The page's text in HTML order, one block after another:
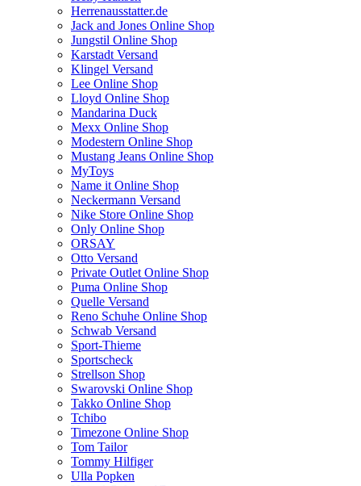
Herrenausstatter.de
Jack and Jones Online Shop
Jungstil Online Shop
Karstadt Versand
Klingel Versand
Lee Online Shop
Lloyd Online Shop
Mandarina Duck
Mexx Online Shop
Modestern Online Shop
Mustang Jeans Online Shop
MyToys
Name it Online Shop
Neckermann Versand
Nike Store Online Shop
Only Online Shop
ORSAY
Otto Versand
Private Outlet Online Shop
Puma Online Shop
Quelle Versand
Reno Schuhe Online Shop
Schwab Versand
Sport-Thieme
Sportscheck
Strellson Shop
Swarovski Online Shop
Takko Online Shop
Tchibo
Timezone Online Shop
Tom Tailor
Tommy Hilfiger
Ulla Popken